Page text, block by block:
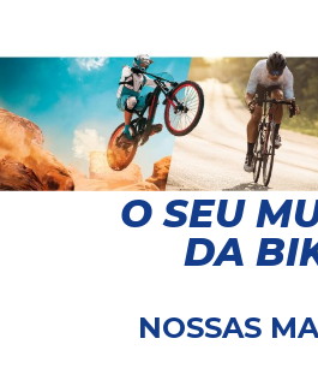
O SEU
DA
NOSSAS